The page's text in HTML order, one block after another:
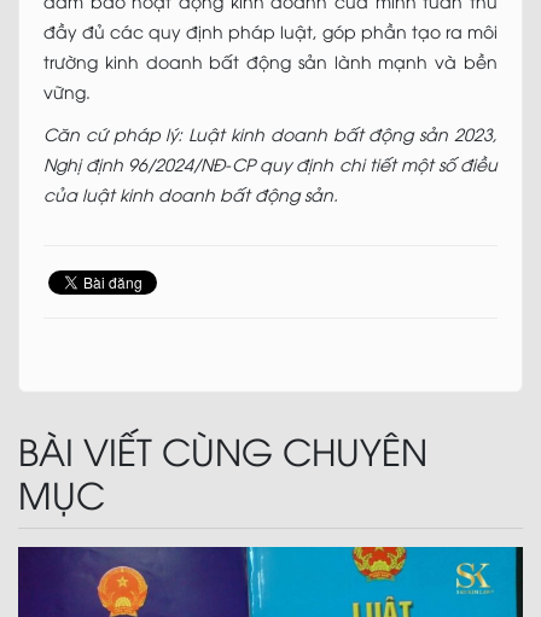
đầy đủ các quy định pháp luật, góp phần tạo ra môi
trường kinh doanh bất động sản lành mạnh và bền
vững.
Căn cứ pháp lý: Luật kinh doanh bất động sản 2023,
Nghị định 96/2024/NĐ-CP quy định chi tiết một số điều
của luật kinh doanh bất động sản.
BÀI VIẾT CÙNG CHUYÊN
MỤC